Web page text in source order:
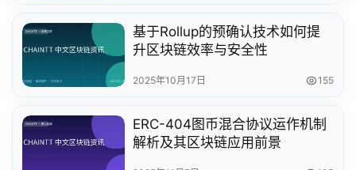
基于Rollup的预确认技术如何提
升区块链效率与安全性
2025年10月17日 155
ERC-404图币混合协议运作机制
解析及其区块链应用前景